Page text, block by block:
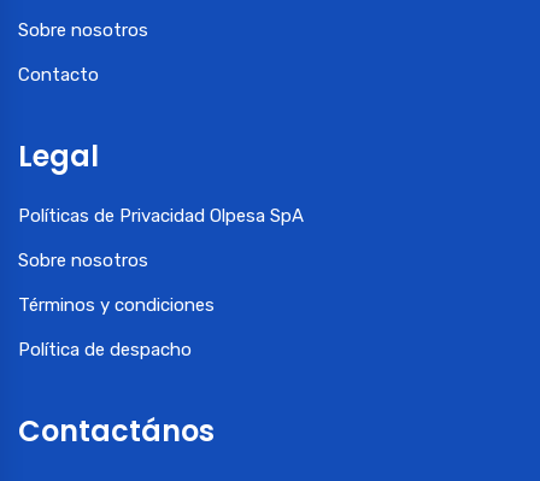
Sobre nosotros
Contacto
Legal
Políticas de Privacidad Olpesa SpA
Sobre nosotros
Términos y condiciones
Política de despacho
Contactános